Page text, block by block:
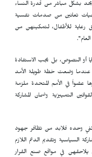
بشكل مباشر من قدرة النساء
تعانين من صدمات نفسية
رعاية للأطفال، لتمكينهن من
يقتصر على النوايا أو النصوص، بل يجب الاستفادة
عندما وضعت خطة طويلة الأمد
عضواً في الأمم المتحدة ملزمة
التمييزية وضمان المشاركة
يكفي وحده فلابد من تظافر جهود
السياسية وتقديم الدعم اللازم
في مواقع صنع القرار